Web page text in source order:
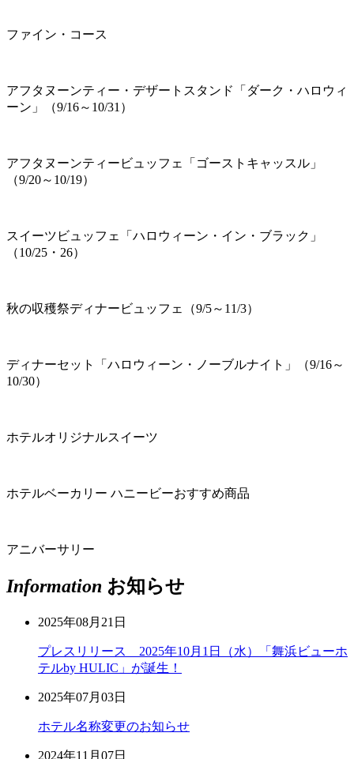
ファイン・コース
アフタヌーンティー・デザートスタンド「ダーク・ハロウィ
ーン」（9/16～10/31）
アフタヌーンティービュッフェ「ゴーストキャッスル」
（9/20～10/19）
スイーツビュッフェ「ハロウィーン・イン・ブラック」
（10/25・26）
秋の収穫祭ディナービュッフェ（9/5～11/3）
ディナーセット「ハロウィーン・ノーブルナイト」（9/16～
10/30）
ホテルオリジナルスイーツ
ホテルベーカリー ハニービーおすすめ商品
アニバーサリー
Information お知らせ
2025年08月21日
プレスリリース 2025年10月1日（水）「舞浜ビューホ
テルby HULIC」が誕生！
2025年07月03日
ホテル名称変更のお知らせ
2024年11月07日